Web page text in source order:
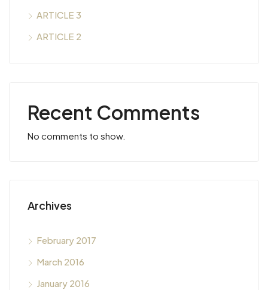
ARTICLE 3
ARTICLE 2
Recent Comments
No comments to show.
Archives
February 2017
March 2016
January 2016